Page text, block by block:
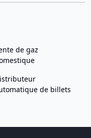
de gaz
de billets